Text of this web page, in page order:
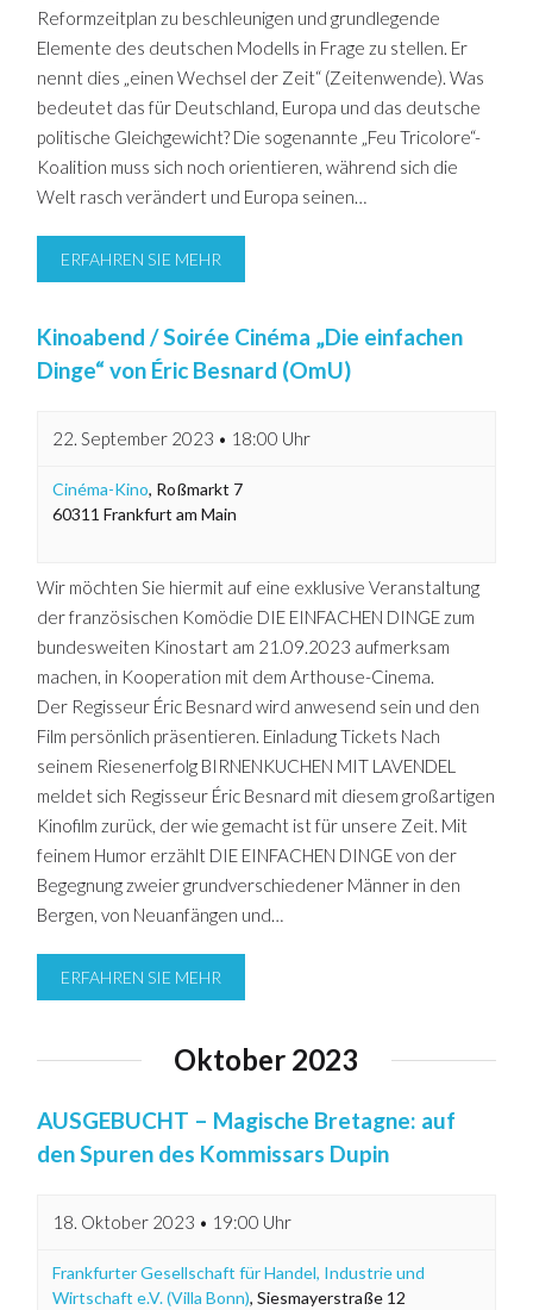
Reformzeitplan zu beschleunigen und grundlegende
Elemente des deutschen Modells in Frage zu stellen. Er
nennt dies „einen Wechsel der Zeit“ (Zeitenwende). Was
bedeutet das für Deutschland, Europa und das deutsche
politische Gleichgewicht? Die sogenannte „Feu Tricolore“-
Koalition muss sich noch orientieren, während sich die
Welt rasch verändert und Europa seinen…
ERFAHREN SIE MEHR
Kinoabend / Soirée Cinéma „Die einfachen
Dinge“ von Éric Besnard (OmU)
22. September 2023 • 18:00 Uhr
Cinéma-Kino, Roßmarkt 7
60311 Frankfurt am Main
Wir möchten Sie hiermit auf eine exklusive Veranstaltung
der französischen Komödie DIE EINFACHEN DINGE zum
bundesweiten Kinostart am 21.09.2023 aufmerksam
machen, in Kooperation mit dem Arthouse-Cinema.
Der Regisseur Éric Besnard wird anwesend sein und den
Film persönlich präsentieren. Einladung Tickets Nach
seinem Riesenerfolg BIRNENKUCHEN MIT LAVENDEL
meldet sich Regisseur Éric Besnard mit diesem großartigen
Kinofilm zurück, der wie gemacht ist für unsere Zeit. Mit
feinem Humor erzählt DIE EINFACHEN DINGE von der
Begegnung zweier grundverschiedener Männer in den
Bergen, von Neuanfängen und…
ERFAHREN SIE MEHR
Oktober 2023
AUSGEBUCHT – Magische Bretagne: auf
den Spuren des Kommissars Dupin
18. Oktober 2023 • 19:00 Uhr
Frankfurter Gesellschaft für Handel, Industrie und
Wirtschaft e.V. (Villa Bonn),Siesmayerstraße 12